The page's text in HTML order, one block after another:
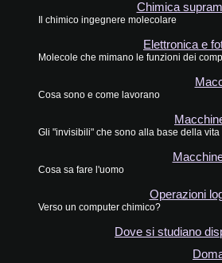
Chimica
Il chimico ingegnere molecolare
Elettronica e
Molecole che mimano le funzioni dei
Cosa sono e come lavorano
Gli "invisibili" che sono alla base della vita
Cosa sa fare l'uomo
Operazioni
Verso un computer chimico?
Dove si studiano